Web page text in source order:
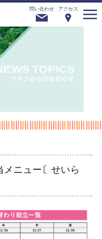
問い合わせ アクセス
ニュー〘せいら